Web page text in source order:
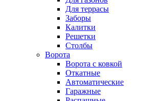
Для террасы
Заборы
Калитки
Решетки
Столбы
Ворота
Ворота с ковкой
Откатные
Автоматические
Гаражные